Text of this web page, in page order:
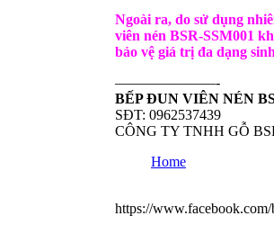
Ngoài ra, do sử dụng
viên nén BSR-SSM001
bảo vệ giá trị đa dạng
———————-
BẾP ĐUN VIÊN NÉN
SĐT: 0962537439
CÔNG TY TNHH GỖ
Home
https://www.facebook.com/